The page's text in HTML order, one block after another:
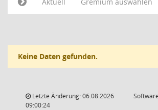
Keine Daten gefunden.
Letzte Änderung: 06.08.2026
09:00:24